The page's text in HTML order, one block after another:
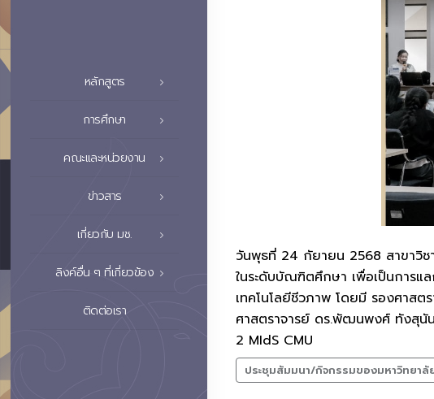
หลักสูตร
การศึกษา
คณะและหน่วยงาน
ข่าวสาร
เกี่ยวกับ มช.
ลิงค์อื่น ๆ ที่เกี่ยวข้อง
ติดต่อเรา
วันพุธที่ 24 กัยายน 2568 สาขาวิช
ในระดับบัณฑิตศึกษา เพื่อเป็นการแ
เทคโนโลยีชีวภาพ โดยมี รองศาสต
ศาสตราจารย์ ดร.พัฒนพงศ์ ทังสุนัน
2 MIdS CMU
ประชุมสัมมนา/กิจกรรมของมหาวิทยาลั